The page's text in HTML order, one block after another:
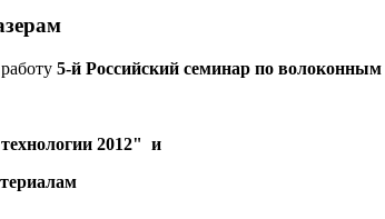
5-й Российский семинар по волоконным
2012" и